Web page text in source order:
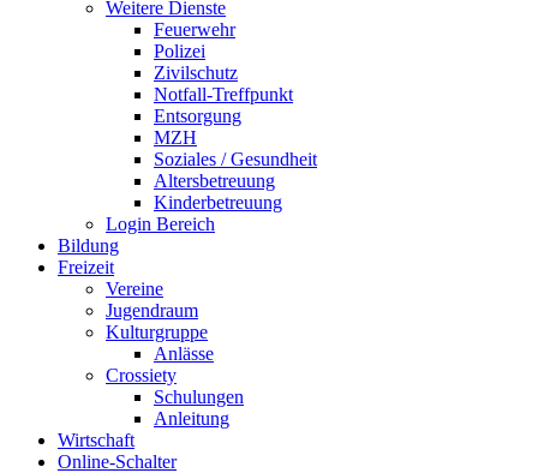
Weitere Dienste
Feuerwehr
Polizei
Zivilschutz
Notfall-Treffpunkt
Entsorgung
MZH
Soziales / Gesundheit
Altersbetreuung
Kinderbetreuung
Login Bereich
Bildung
Freizeit
Vereine
Jugendraum
Kulturgruppe
Anlässe
Crossiety
Schulungen
Anleitung
Wirtschaft
Online-Schalter